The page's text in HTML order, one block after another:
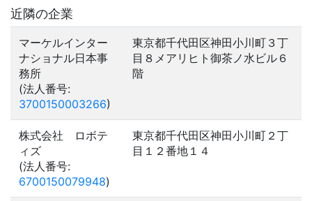
近隣の企業
マーケルインター
ナショナル日本事
務所
(法人番号:
3700150003266)
東京都千代田区神田小川町３丁
目８メアリヒト御茶ノ水ビル６
階
株式会社 ロボテ
ィズ
(法人番号:
6700150079948)
東京都千代田区神田小川町２丁
目１２番地１４